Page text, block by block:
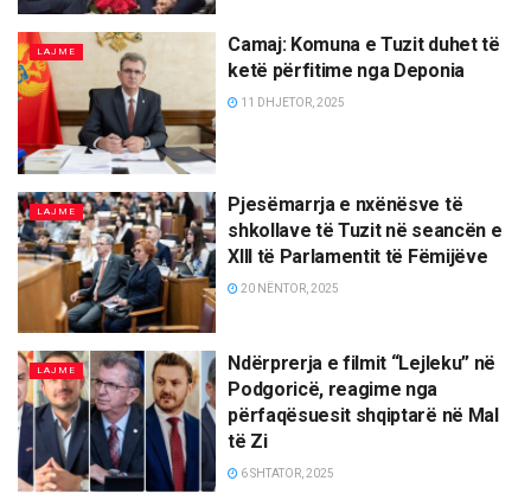
LAJME
Camaj: Komuna e Tuzit duhet të
ketë përfitime nga Deponia
11 DHJETOR, 2025
LAJME
Pjesëmarrja e nxënësve të
shkollave të Tuzit në seancën e
XIII të Parlamentit të Fëmijëve
20 NËNTOR, 2025
LAJME
Ndërprerja e filmit “Lejleku” në
Podgoricë, reagime nga
përfaqësuesit shqiptarë në Mal
të Zi
6 SHTATOR, 2025